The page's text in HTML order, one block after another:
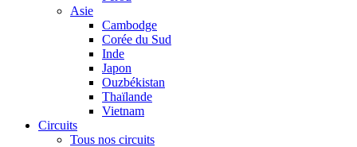
Asie
Cambodge
Corée du Sud
Inde
Japon
Ouzbékistan
Thaïlande
Vietnam
Circuits
Tous nos circuits